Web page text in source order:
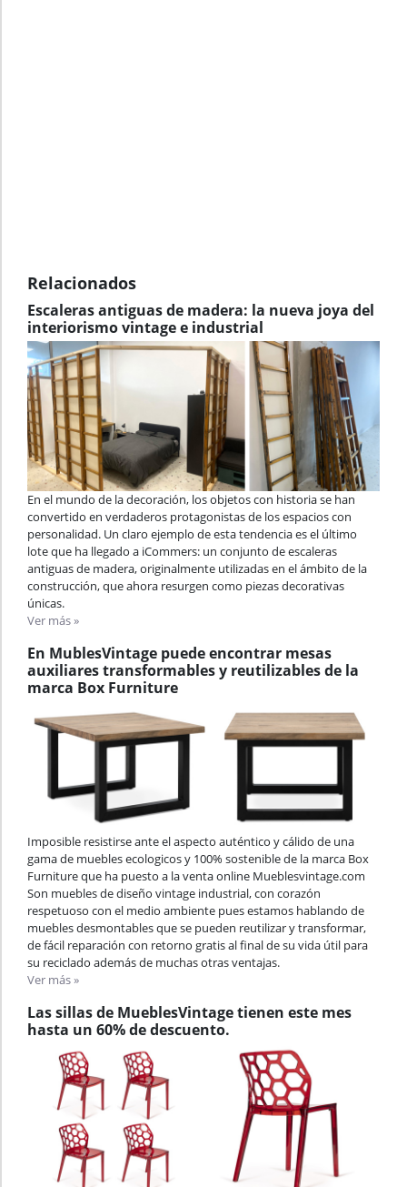
Relacionados
Escaleras antiguas de madera: la nueva joya del
interiorismo vintage e industrial
En el mundo de la decoración, los objetos con historia se han
convertido en verdaderos protagonistas de los espacios con
personalidad. Un claro ejemplo de esta tendencia es el último
lote que ha llegado a iCommers: un conjunto de escaleras
antiguas de madera, originalmente utilizadas en el ámbito de la
construcción, que ahora resurgen como piezas decorativas
únicas.
Ver más »
En MublesVintage puede encontrar mesas
auxiliares transformables y reutilizables de la
marca Box Furniture
Imposible resistirse ante el aspecto auténtico y cálido de una
gama de muebles ecologicos y 100% sostenible de la marca Box
Furniture que ha puesto a la venta online Mueblesvintage.com
Son muebles de diseño vintage industrial, con corazón
respetuoso con el medio ambiente pues estamos hablando de
muebles desmontables que se pueden reutilizar y transformar,
de fácil reparación con retorno gratis al final de su vida útil para
su reciclado además de muchas otras ventajas.
Ver más »
Las sillas de MueblesVintage tienen este mes
hasta un 60% de descuento.